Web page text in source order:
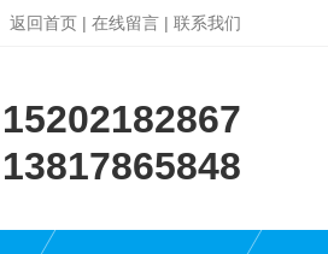
返回首页 | 在线留言 | 联系我们
15202182867
13817865848